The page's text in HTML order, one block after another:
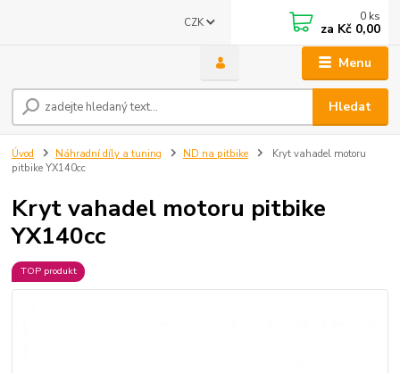
Menu
CZK
Hledat
0 ks
za Kč 0,00
Úvod Náhradní díly a tuning ND na pitbike
Kryt vahadel motoru
pitbike YX140cc
Kryt vahadel motoru pitbike
YX140cc
TOP produkt